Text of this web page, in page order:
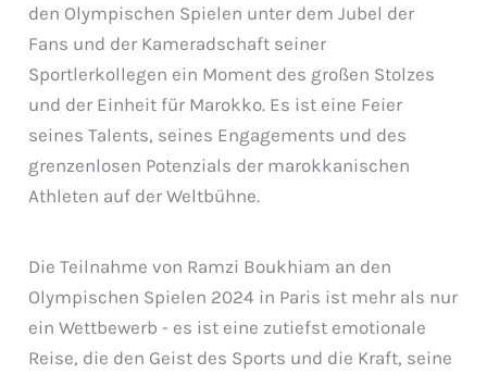
den Olympischen Spielen unter dem Jubel der
Fans und der Kameradschaft seiner
Sportlerkollegen ein Moment des großen Stolzes
und der Einheit für Marokko. Es ist eine Feier
seines Talents, seines Engagements und des
grenzenlosen Potenzials der marokkanischen
Athleten auf der Weltbühne.
Die Teilnahme von Ramzi Boukhiam an den
Olympischen Spielen 2024 in Paris ist mehr als nur
ein Wettbewerb - es ist eine zutiefst emotionale
Reise, die den Geist des Sports und die Kraft, seine